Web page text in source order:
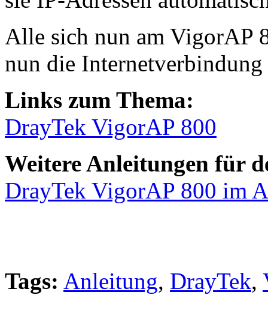
Alle sich nun am VigorAP
nun die
Links zum Thema:
DrayTek VigorAP 800
Weitere Anleitungen für
DrayTek VigorAP 800 im
Tags: Anleitung, DrayTek,